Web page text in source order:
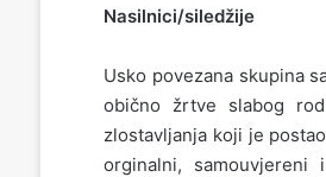
Nasilnici/siledžije
Usko povezana skupina
obično žrtve slabog
zlostavljanja koji je
orginalni,